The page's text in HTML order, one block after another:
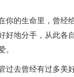
你的生命里，曾
好地分手，从此
过去曾经有过多美